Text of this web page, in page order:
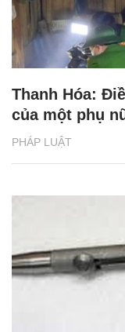
PHÁP LUẬT
Thanh Hóa:
của một phụ